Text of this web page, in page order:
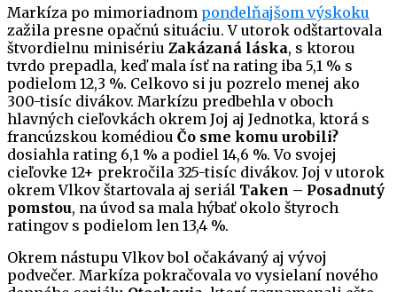
Markíza po mimoriadnom pondelňajšom výskoku
zažila presne opačnú situáciu. V utorok odštartovala
štvordielnu minisériu Zakázaná láska, s ktorou
tvrdo prepadla, keď mala ísť na rating iba 5,1 % s
podielom 12,3 %. Celkovo si ju pozrelo menej ako
300-tisíc divákov. Markízu predbehla v oboch
hlavných cieľovkách okrem Joj aj Jednotka, ktorá s
francúzskou komédiou Čo sme komu urobili?
dosiahla rating 6,1 % a podiel 14,6 %. Vo svojej
cieľovke 12+ prekročila 325-tisíc divákov. Joj v utorok
okrem Vlkov štartovala aj seriál Taken – Posadnutý
pomstou, na úvod sa mala hýbať okolo štyroch
ratingov s podielom len 13,4 %.
Okrem nástupu Vlkov bol očakávaný aj vývoj
podvečer. Markíza pokračovala vo vysielaní nového